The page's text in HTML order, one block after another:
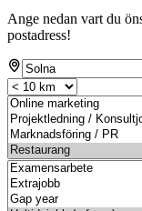
Ange nedan vart du
postadress!